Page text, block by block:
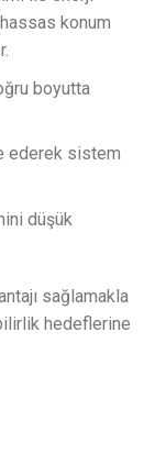
konum
boyutta
ederek sistem
düşük
sağlamakla
hedeflerine